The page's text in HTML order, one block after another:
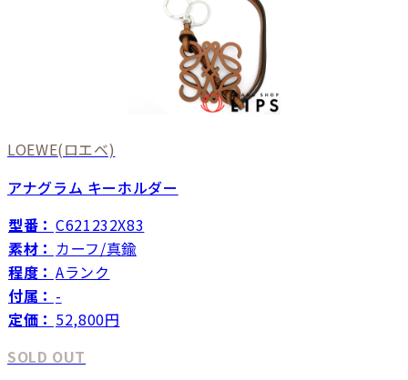
LOEWE(ロエベ)
アナグラム キーホルダー
型番： C621232X83
素材： カーフ/真鍮
程度： Aランク
付属： -
定価： 52,800円
SOLD OUT